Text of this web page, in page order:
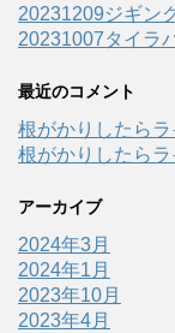
20231209ジギン
20231007タイラ
最近のコメント
根がかりしたらラ
根がかりしたらラ
アーカイブ
2024年3月
2024年1月
2023年10月
2023年4月